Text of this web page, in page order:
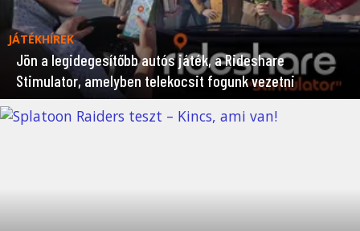
JÁTÉKHÍREK
Jön a legidegesítőbb autós játék, a Rideshare
Stimulator, amelyben telekocsit fogunk vezetni